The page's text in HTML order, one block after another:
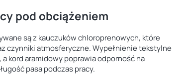
pod obciążeniem
są z kauczuków chloroprenowych, które
czynniki atmosferyczne. Wypełnienie tekstylne
kord aramidowy poprawia odporność na
pasa podczas pracy.